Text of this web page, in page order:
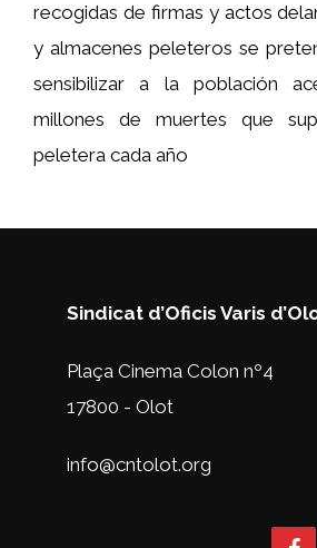
recogidas de firmas y actos
y almacenes peleteros se
sensibilizar a la población
millones de muertes que
peletera cada año
Sindicat d’Oficis Varis
Plaça Cinema Colon nº4
17800 - Olot
info@cntolot.org